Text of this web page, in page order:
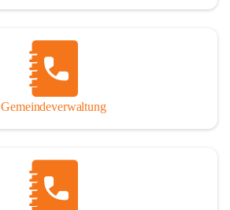
Gemeindeverwaltung